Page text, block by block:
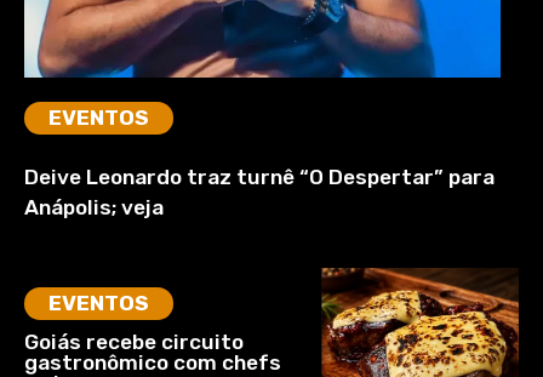
EVENTOS
Deive Leonardo traz turnê “O Despertar” para
Anápolis; veja
EVENTOS
Goiás recebe circuito
gastronômico com chefs